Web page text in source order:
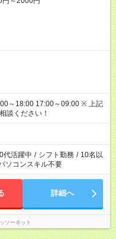
18:00 17:00～09:00 ※ 上記
談ください！
代活躍中 / シフト勤務 / 10名以
ソコンスキル不要
詳細へ
ソーネット